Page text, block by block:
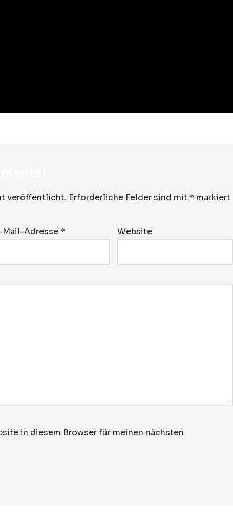
veröffentlicht. Erforderliche Felder sind mit* markiert
Mail-Adresse* Website
in diesem Browser für meinen nächsten